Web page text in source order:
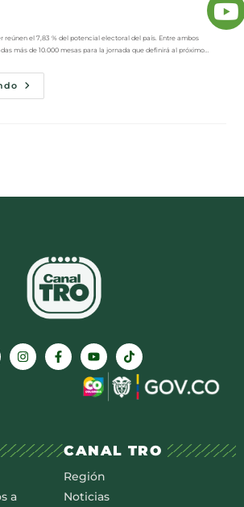
reúnen el 7,83 % del potencial electoral del país. Entre ambos
más de 10.000 mesas para la jornada que definirá al próximo…
a
CANAL TRO
Región
Noticias